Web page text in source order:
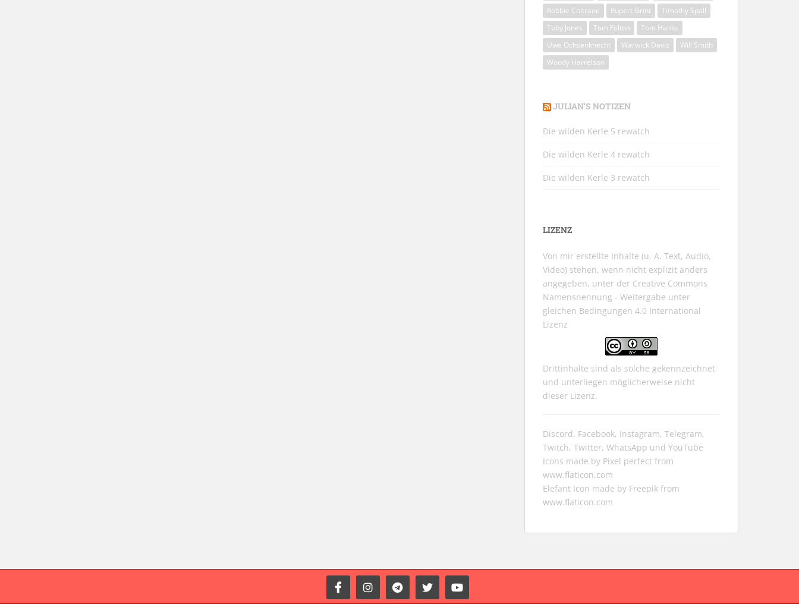
Robbie Coltrane
Rupert Grint
Timothy Spall
Toby Jones
Tom Felton
Tom Hanks
Uwe Ochsenknecht
Warwick Davis
Will Smith
Woody Harrelson
JULIAN’S NOTIZEN
Die wilden Kerle 5 rewatch
Die wilden Kerle 4 rewatch
Die wilden Kerle 3 rewatch
LIZENZ
Von mir erstellte Inhalte (u. A. Text, Audio,
Video) stehen, wenn nicht explizit anders
angegeben, unter der Creative Commons
Namensnennung - Weitergabe unter
gleichen Bedingungen 4.0 International
Lizenz
Drittinhalte sind als solche gekennzeichnet
und unterliegen möglicherweise nicht
dieser Lizenz.
Discord, Facebook, Instagram, Telegram,
Twitch, Twitter, WhatsApp und YouTube
Icons made by Pixel perfect from
www.flaticon.com
Elefant Icon made by Freepik from
www.flaticon.com